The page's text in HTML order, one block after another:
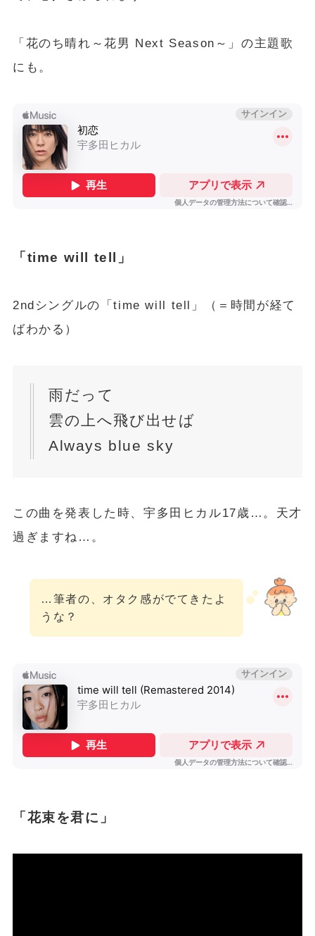
「花のち晴れ～花男 Next Season～」の主題歌
にも。
「time will tell」
2ndシングルの「time will tell」（＝時間が経て
ばわかる）
雨だって
雲の上へ飛び出せば
Always blue sky
この曲を発表した時、宇多田ヒカル17歳…。天才
過ぎますね…。
…筆者の、オタク感がでてきたよ
うな？
「花束を君に」